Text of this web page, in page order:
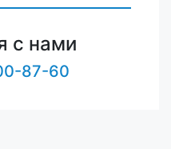
с нами
87-60